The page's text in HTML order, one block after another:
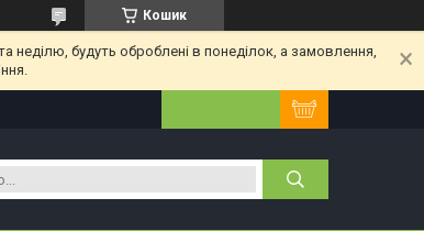
Кошик
неділю, будуть оброблені в понеділок, а замовлення,